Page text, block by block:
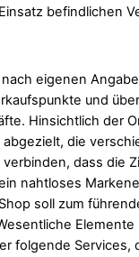
befindlichen
eigenen
und
Hinsichtlich der
abgezielt, die
dass die
nahtloses
soll zum
folgende Services,